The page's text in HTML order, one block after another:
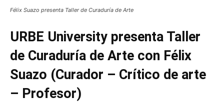
Félix Suazo presenta Taller de Curaduría de Arte
URBE University presenta Taller
de Curaduría de Arte con Félix
Suazo (Curador – Crítico de arte
– Profesor)